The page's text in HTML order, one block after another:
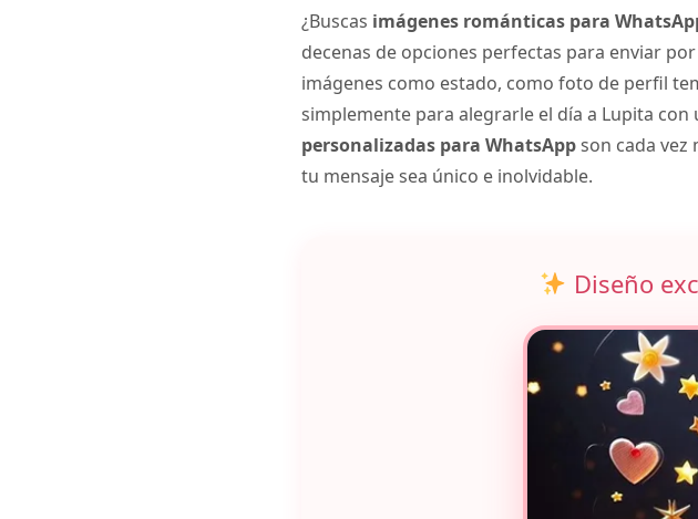
¿Buscas imágenes románticas para
decenas de opciones perfectas para enviar
imágenes como estado, como foto de perfil
simplemente para alegrarle el día a Lupita con
personalizadas para WhatsAppson cada vez
tu mensaje sea único e inolvidable.
Diseño